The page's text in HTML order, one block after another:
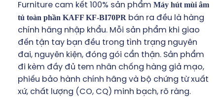
Furniture cam kết 100% sản phẩm Máy hút mùi âm
tủ toàn phần KAFF KF-BI70PRbán ra đều là hàng
chính hãng nhập khẩu. Mỗi sản phẩm khi giao
đến tận tay bạn đều trong tình trạng nguyên
đai, nguyên kiện, đóng gói cẩn thận. Sản phẩm
đi kèm đầy đủ tem nhãn chống hàng giả mạo,
phiếu bảo hành chính hãng và bộ chứng từ xuất
xứ, chất lượng (CO, CQ) minh bạch, rõ ràng.